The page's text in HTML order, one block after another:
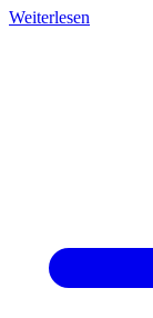
Weiterlesen